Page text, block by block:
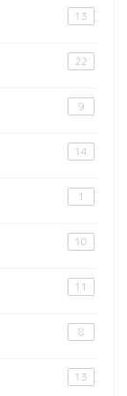
13
22
9
14
1
10
11
8
13